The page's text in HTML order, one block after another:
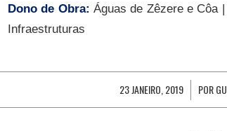
Dono de Obra: Águas de Zêzere e Côa |
Infraestruturas
23 JANEIRO, 2019
/ POR